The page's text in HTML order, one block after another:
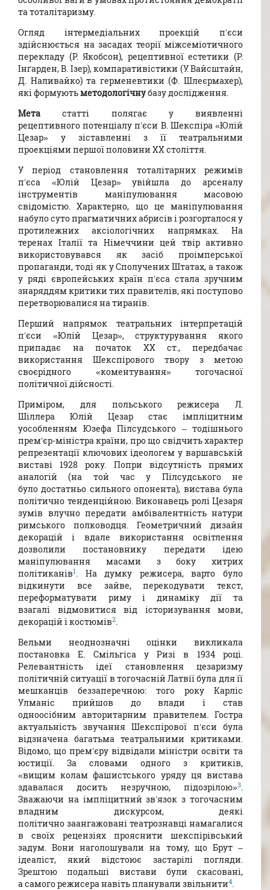
та тоталітаризму.
Огляд інтермедіальних проекцій п’єси
здійснюється на засадах теорії міжсеміотичного
перекладу (Р. Якобсон), рецептивної естетики (Р.
Інґарден, В. Ізер), компаративістики (У. Вайсштайн,
Д. Наливайко) та герменевтики (Ф. Шлеєрмахер),
які формуютьметодологічнубазу дослідження.
Мета статті полягає у виявленні
рецептивного потенціалу п’єси В. Шекспіра «Юлій
Цезар» у зіставленні з її театральними
проекціями першої половини ХХ століття.
У період становлення тоталітарних режимів
п’єса «Юлій Цезар» увійшла до арсеналу
інструментів маніпулювання масовою
свідомістю. Характерно, що це маніпулювання
набуло суто прагматичних абрисів і розгорталося у
протилежних аксіологічних напрямках. На
теренах Італії та Німеччини цей твір активно
використовувався як засіб проімперської
пропаганди, тоді як у Сполучених Штатах, а також
у ряді європейських країн п’єса стала зручним
знаряддям критики тих правителів, які поступово
перетворювалися на тиранів.
Перший напрямок театральних інтерпретацій
п’єси «Юлій Цезар», структурування якого
припадає на початок ХХ ст., передбачає
використання Шекспірового твору з метою
своєрідного «коментування» тогочасної
політичної дійсності.
Приміром, для польського режисера Л.
Шіллера Юлій Цезар стає імпліцитним
уособленням Юзефа Пілсудського – тодішнього
прем’єр-міністра країни, про що свідчить характер
репрезентації ключових ідеологем у варшавській
виставі 1928 року. Попри відсутність прямих
аналогій (на той час у Пілсудського не
було достатньо сильного опонента), вистава була
політично тенденційною. Виконавець ролі Цезаря
зумів влучно передати амбівалентність натури
римського полководця. Геометричний дизайн
декорацій і вдале використання освітлення
дозволили постановнику передати ідею
маніпулювання масами з боку хитрих
політиканів1 . На думку режисера, варто було
відкинути все зайве, перекодувати текст,
переформатувати риму і динаміку дії та
взагалі відмовитися від історизування мови,
декорацій і костюмів2.
Вельми неоднозначні оцінки викликала
постановка Е. Смільгіса у Ризі в 1934 році.
Релевантність ідеї становлення цезаризму
політичній ситуації в тогочасній Латвії була для її
мешканців беззаперечною: того року Карліс
Улманіс прийшов до влади і став
одноосібним авторитарним правителем. Гостра
актуальність звучання Шекспірової п’єси була
відзначена багатьма театральними критиками.
Відомо, що прем’єру відвідали міністри освіти та
юстиції. За словами одного з критиків,
«вищим колам фашистського уряду ця вистава
здавалася досить незручною, підозрілою»3.
Зважаючи на імпліцитний зв’язок з тогочасним
владним дискурсом, деякі
політично заангажовані театрознавці намагалися
в своїх рецензіях прояснити шекспірівський
задум. Вони наголошували на тому, що Брут –
ідеаліст, який відстоює застарілі погляди.
Зрештою подальші вистави були скасовані,
а самого режисера навіть планували звільнити4.